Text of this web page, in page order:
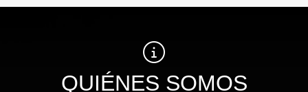
QUIÉNES SOMOS